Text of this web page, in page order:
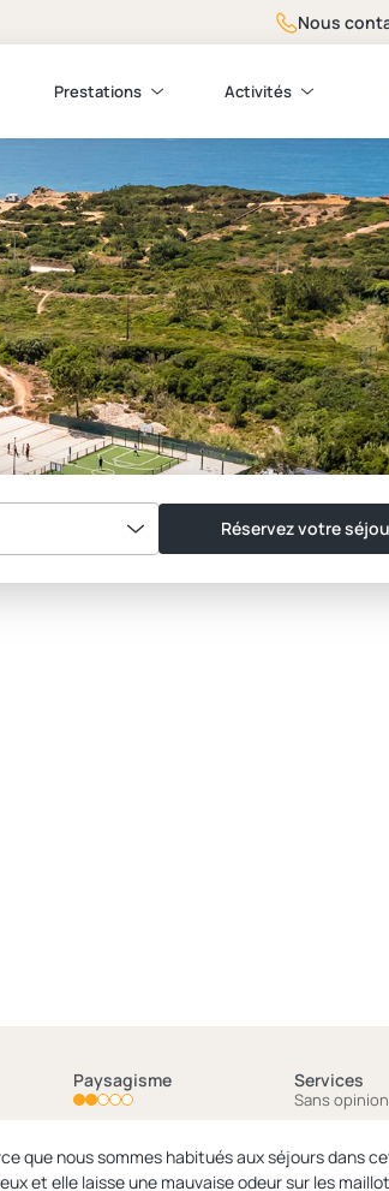
Nous
Prestations Activités
Réservez votre
Paysagisme Services
Sans opinion
habitués aux séjours dans cette chaîne. Collina do